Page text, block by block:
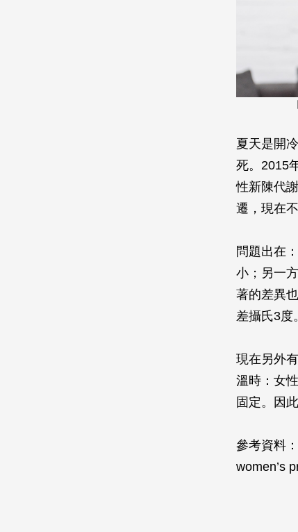
夏天是開
死。2015
性新陳代
遷，現在
問題出在
小；另一
著的差異
差攝氏3度。
現在另外
溫時：女
固定。因
參考資料
women’s